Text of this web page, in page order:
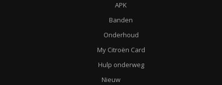
APK
Banden
Onderhoud
My Citroën Card
Hulp onderweg
Nieuw